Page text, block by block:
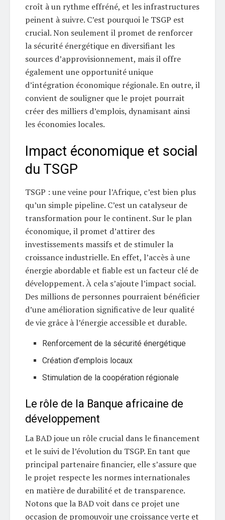
croît à un rythme effréné, et les infrastructures
peinent à suivre. C’est pourquoi le TSGP est
crucial. Non seulement il promet de renforcer
la sécurité énergétique en diversifiant les
sources d’approvisionnement, mais il offre
également une opportunité unique
d’intégration économique régionale. En outre, il
convient de souligner que le projet pourrait
créer des milliers d’emplois, dynamisant ainsi
les économies locales.
Impact économique et social
du TSGP
TSGP : une veine pour l’Afrique, c’est bien plus
qu’un simple pipeline. C’est un catalyseur de
transformation pour le continent. Sur le plan
économique, il promet d’attirer des
investissements massifs et de stimuler la
croissance industrielle. En effet, l’accès à une
énergie abordable et fiable est un facteur clé de
développement. À cela s’ajoute l’impact social.
Des millions de personnes pourraient bénéficier
d’une amélioration significative de leur qualité
de vie grâce à l’énergie accessible et durable.
Renforcement de la sécurité énergétique
Création d’emplois locaux
Stimulation de la coopération régionale
Le rôle de la Banque africaine de
développement
La BAD joue un rôle crucial dans le financement
et le suivi de l’évolution du TSGP. En tant que
principal partenaire financier, elle s’assure que
le projet respecte les normes internationales
en matière de durabilité et de transparence.
Notons que la BAD voit dans ce projet une
occasion de promouvoir une croissance verte et